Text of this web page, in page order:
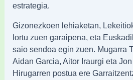
estrategia.
Gizonezkoen lehiaketan,
lortu zuen garaipena, eta
saio sendoa egin zuen. Mugarra
Aidan Garcia, Aitor Iraurgi eta
Hirugarren postua ere